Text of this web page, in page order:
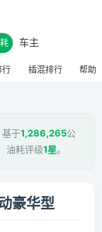
车主
行 插混排行 帮助
基于1,286,265公
油耗评级1星。
豪华型